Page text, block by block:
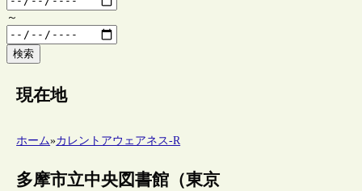
～
検索
現在地
ホーム»カレントアウェアネス-R
多摩市立中央図書館（東京